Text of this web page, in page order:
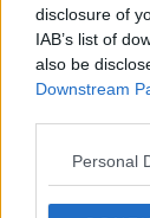
disclosure of
IAB’s list of
also be
Downstream
Personal